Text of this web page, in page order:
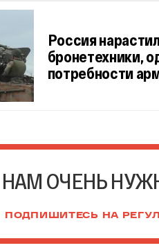
Россия
бронетехники,
потребности
НАМ ОЧЕНЬ
ПОДПИШИТЕСЬ НА